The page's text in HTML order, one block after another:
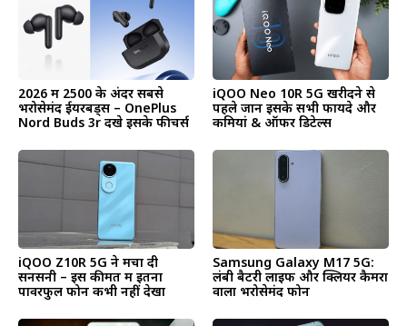
2026 में ₹2500 के अंदर सबसे
भरोसेमंद ईयरबड्स – OnePlus
Nord Buds 3r देंखे इसके फीचर्स
iQOO Neo 10R 5G खरीदने से
पहले जानें इसके सभी फायदे और
कमियां & ऑफर डिटेल्स
iQOO Z10R 5G ने मचा दी
सनसनी – इस कीमत में इतना
पावरफुल फोन कभी नहीं देखा
Samsung Galaxy M17 5G:
लंबी बैटरी लाइफ और क्लियर कैमरा
वाला भरोसेमंद फोन